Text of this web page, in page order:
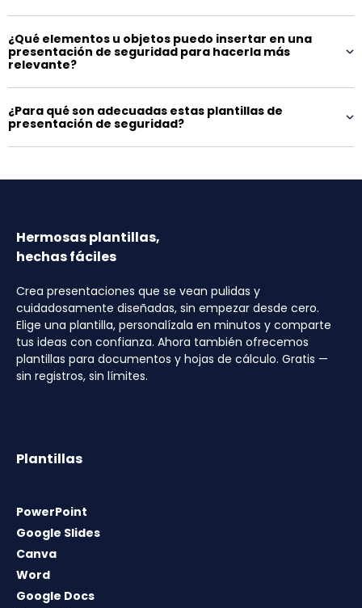
¿Qué elementos u objetos puedo insertar en una
presentación de seguridad para hacerla más
relevante?
¿Para qué son adecuadas estas plantillas de
presentación de seguridad?
Hermosas plantillas,
hechas fáciles
Crea presentaciones que se vean pulidas y
cuidadosamente diseñadas, sin empezar desde cero.
Elige una plantilla, personalízala en minutos y comparte
tus ideas con confianza. Ahora también ofrecemos
plantillas para documentos y hojas de cálculo. Gratis —
sin registros, sin límites.
Plantillas
PowerPoint
Google Slides
Canva
Word
Google Docs